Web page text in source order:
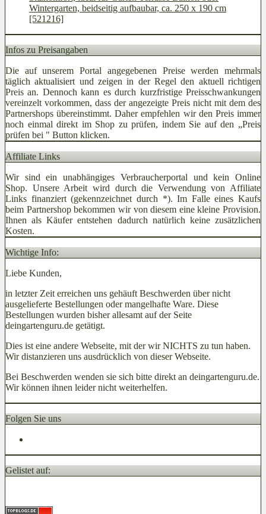
Wintergarten, beidseitig aufbaubar, ca. 250 x 190 cm
[521216]
Infos zu Preisangaben
Die auf unserem Portal angegebenen Preise werden mehrmals
täglich aktualisiert und zeigen in der Regel den aktuell richtigen
Preis an. Dennoch kann es durch kurzfristige Preisschwankungen
vereinzelt vorkommen, dass der angezeigte Preis nicht mit dem des
Partnershops übereinstimmt. Daher empfehlen wir den Preis immer
noch einmal direkt im Shop zu prüfen, indem Sie auf den „Preis
prüfen bei " Button klicken.
Affiliate Links
Wir sind ein unabhängiges Verbraucherportal und kein Online
Shop. Unsere Arbeit wird durch die Verwendung von Affiliate
Links finanziert (gekennzeichnet durch *). Im Falle eines Kaufs
beim Partnershop bekommen wir von diesem eine kleine Provision.
Ihnen als Käufer entstehen dadurch natürlich keine zusätzlichen
Kosten.
Wichtige Info:
Liebe Kunden,
in letzter Zeit erreichen uns gehäuft Beschwerden über nicht
ausgelieferte Bestellungen oder mangelhafte Ware. Diese
Bestellungen wurden bisher allesamt auf der Seite
deingartenguru.de getätigt.
Dies ist eine andere Webseite, mit der wir NICHTS zu tun haben.
Wir distanzieren uns ausdrücklich von dieser Webseite.
Bei Beschwerden wenden sie sich bitte direkt an deingartenguru.de.
Wir können ihnen leider nicht weiterhelfen.
Folgen Sie uns
Gelistet auf: